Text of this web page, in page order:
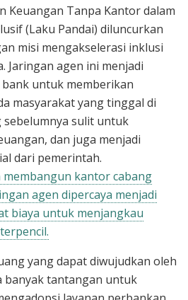
Keuangan Tanpa Kantor dalam
(Laku Pandai) diluncurkan
misi mengakselerasi inklusi
Jaringan agen ini menjadi
untuk memberikan
masyarakat yang tinggal di
sebelumnya sulit untuk
dan juga menjadi
dari pemerintah.
kantor cabang
agen dipercaya menjadi
biaya untuk menjangkau
yang dapat diwujudkan oleh
banyak tantangan untuk